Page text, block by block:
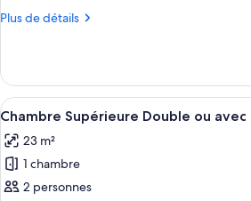
chambre :
Plus de détails
Plus
le
type
de
Suite
Junior
Afficher
toutes
les
photos
pour
Une
6
Chambre Supérieure Double ou
23 m²
1 chambre
2 personnes